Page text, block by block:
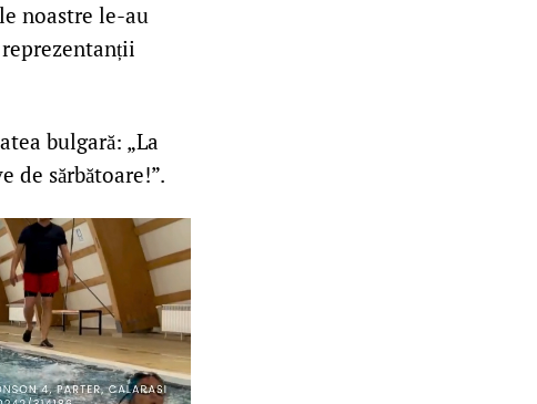
noastre le-au
bulgară: „La
de sărbătoare!”.